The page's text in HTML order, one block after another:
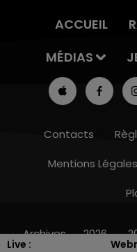
Live :
10h00 - 14h00
ACCUEIL
MÉDIAS
Contacts
Mentions Légales
Archives 2026